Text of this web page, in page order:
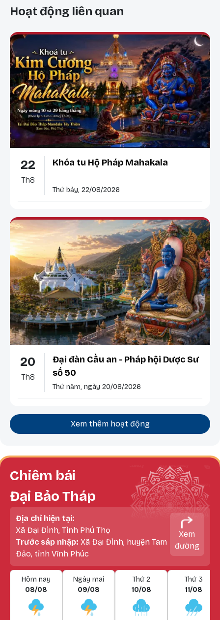
Hoạt động liên quan
22
Th8
Khóa tu Hộ Pháp Mahakala
Thứ bảy, 22/08/2026
20
Th8
Đại đàn Cầu an - Pháp hội Dược Sư
số 50
Thứ năm, ngày 20/08/2026
Xem thêm hoạt động
Chiêm bái
Đại Bảo Tháp
Địa chỉ hiện tại:
Xã Đại Đình, Tình Phú Thọ
Trước sáp nhập: Xã Đại Đình, huyện Tam
Đảo, tỉnh Vĩnh Phúc
Xem
đường
Hôm nay
08/08
Ngày mai
09/08
Thứ 2
10/08
Thứ 3
11/08